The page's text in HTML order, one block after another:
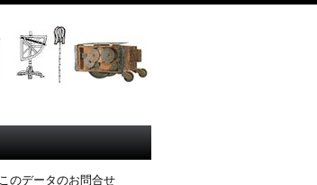
このデータのお問合せ